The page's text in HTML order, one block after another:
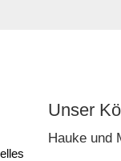
Unser
Hauke und